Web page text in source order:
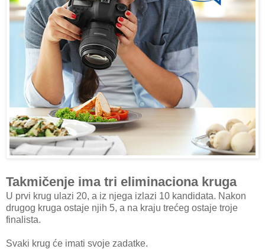
Takmičenje ima tri eliminaciona kruga
U prvi krug ulazi 20, a iz njega izlazi 10 kandidata. Nakon
drugog kruga ostaje njih 5, a na kraju trećeg ostaje troje
finalista.
Svaki krug će imati svoje zadatke.